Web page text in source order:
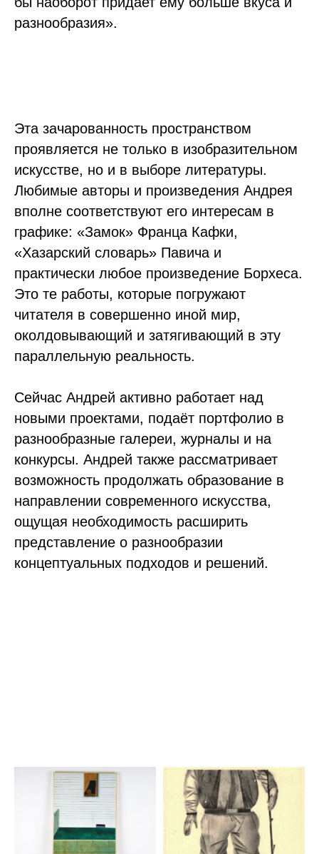
разнообразия».
Эта зачарованность пространством
проявляется не только в изобразительном
искусстве, но и в выборе литературы.
Любимые авторы и произведения Андрея
вполне соответствуют его интересам в
графике: «Замок» Франца Кафки,
«Хазарский словарь» Павича и
практически любое произведение Борхеса.
Это те работы, которые погружают
читателя в совершенно иной мир,
околдовывающий и затягивающий в эту
параллельную реальность.
Сейчас Андрей активно работает над
новыми проектами, подаёт портфолио в
разнообразные галереи, журналы и на
конкурсы. Андрей также рассматривает
возможность продолжать образование в
направлении современного искусства,
ощущая необходимость расширить
представление о разнообразии
концептуальных подходов и решений.